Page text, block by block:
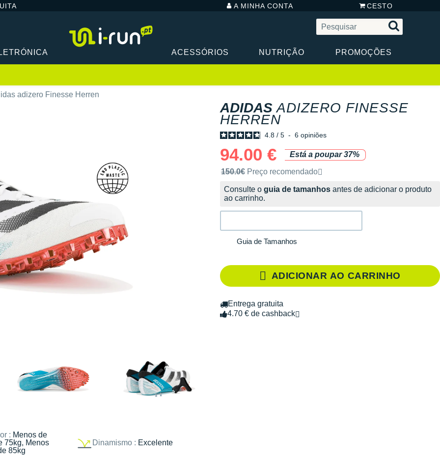
A MINHA CONTA CESTO
ACESSÓRIOS NUTRIÇÃO PROMOÇÕES
adizero Finesse Herren
: Menos de
75kg, Menos
85kg
Dinamismo : Excelente
ADIDAS ADIZERO FINESSE
HERREN
4.8 / 5 - 6 opiniões
94.00 €
Está a poupar 37%
Preço de venda recomendado pela marca
150.0€ Preço recomendado
Consulte o guia de tamanhos antes de adicionar o produto
ao carrinho.
Guia de Tamanhos
ADICIONAR AO CARRINHO
Entrega gratuita
4.70 € de cashback